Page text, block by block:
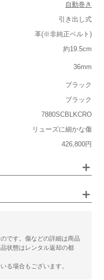
自動巻き
引き出し式
革(※非純正ベルト)
約19.5cm
36mm
ブラック
ブラック
7880SCBLKCRO
リューズに細かな傷
426,800円
大きい
ビジネス
です。傷などの詳細は商品
状態はレンタル返却の都
る場合もございます。